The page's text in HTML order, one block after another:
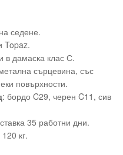
седене.
Topaz.
в дамаска клас С.
сърцевина, със
повърхности.
: бордо C29, черен C11, сив
35 работни дни.
кг.